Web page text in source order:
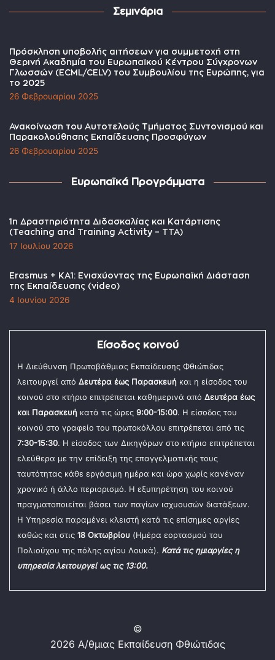
Σεμινάρια
Πρόσκληση υποβολής αιτήσεων για συμμετοχή στη
Θερινή Ακαδημία του Ευρωπαϊκού Κέντρου Σύγχρονων
Γλωσσών (ECML/CELV) του Συμβουλίου της Ευρώπης, για
το 2025
26 Φεβρουαρίου 2025
Ανακοίνωση του Αυτοτελούς Τμήματος Συντονισμού και
Παρακολούθησης Εκπαίδευσης Προσφύγων
26 Φεβρουαρίου 2025
Ευρωπαϊκά Προγράμματα
1η Δραστηριότητα Διδασκαλίας και Κατάρτισης
(Teaching and Training Activity – TTA)
17 Ιουλίου 2026
Erasmus + KA1: Ενισχύοντας της Ευρωπαϊκή Διάσταση
της Εκπαίδευσης (video)
4 Ιουνίου 2026
Είσοδος κοινού
Η Διεύθυνση Πρωτοβάθμιας Εκπαίδευσης Φθιώτιδας
λειτουργεί από Δευτέρα έως Παρασκευή και η είσοδος του
κοινού στο κτήριο επιτρέπεται καθημερινά από Δευτέρα έως
και Παρασκευή κατά τις ώρες 9:00-15:00. Η είσοδος του
κοινού στο γραφείο του πρωτοκόλλου επιτρέπεται από τις
7:30-15:30. Η είσοδος των Δικηγόρων στο κτήριο επιτρέπεται
ελεύθερα με την επίδειξη της επαγγελματικής τους
ταυτότητας κάθε εργάσιμη ημέρα και ώρα χωρίς κανέναν
χρονικό ή άλλο περιορισμό. Η εξυπηρέτηση του κοινού
πραγματοποιείται βάσει των παγίων ισχυουσών διατάξεων.
Η Υπηρεσία παραμένει κλειστή κατά τις επίσημες αργίες
καθώς και στις 18 Οκτωβρίου (Ημέρα εορτασμού του
Πολιούχου της πόλης αγίου Λουκά). Κατά τις ημιαργίες η
υπηρεσία λειτουργεί ως τις 13:00.
©
2026 Α/θμιας Εκπαίδευση Φθιώτιδας